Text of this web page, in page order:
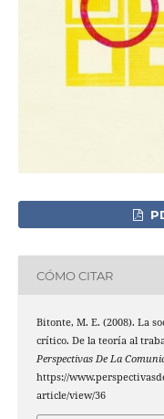
CÓMO CITAR
Bitonte, M. E. (2008). La
crítico. De la teoría al
Perspectivas De La
https://
article/view/36